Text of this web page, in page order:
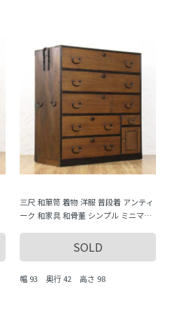
三尺 和箪笥 着物 洋服 普段着 アンティ
ーク 和家具 和骨董 シンプル ミニマル
SOLD
幅 93 奥行 42 高さ 98